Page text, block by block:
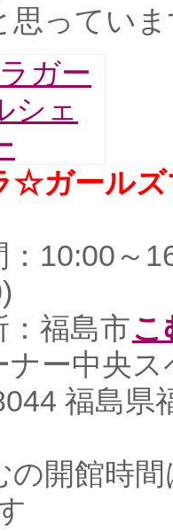
思ってい
☆ガールズ
：10:00～
：福島市こ
ナー中央ス
福島県
の開館時